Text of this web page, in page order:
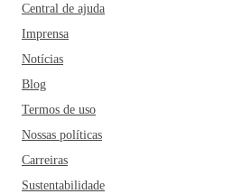
Central de ajuda
Imprensa
Notícias
Blog
Termos de uso
Nossas políticas
Carreiras
Sustentabilidade